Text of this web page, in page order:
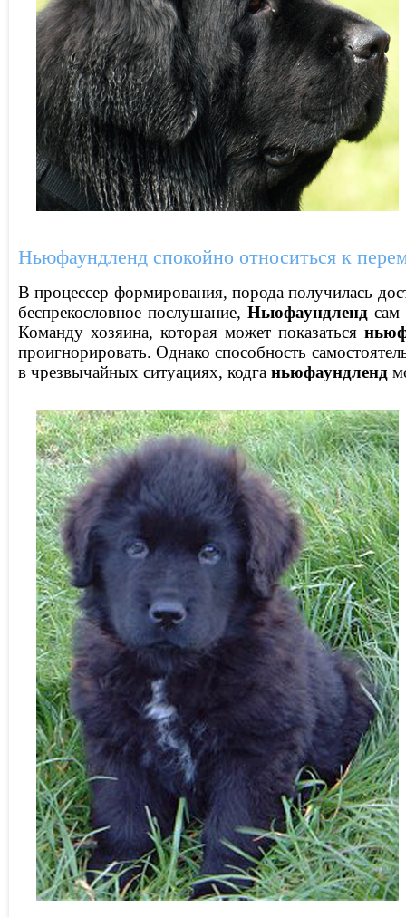
Ньюфаундленд спокойно относиться к
В процессер формирования, порода получилась
беспрекословное послушание,Ньюфаундленд сам
Команду хозяина, которая может показаться
проигнорировать. Однако способность
в чрезвычайных ситуациях, кодга ньюфаундленд